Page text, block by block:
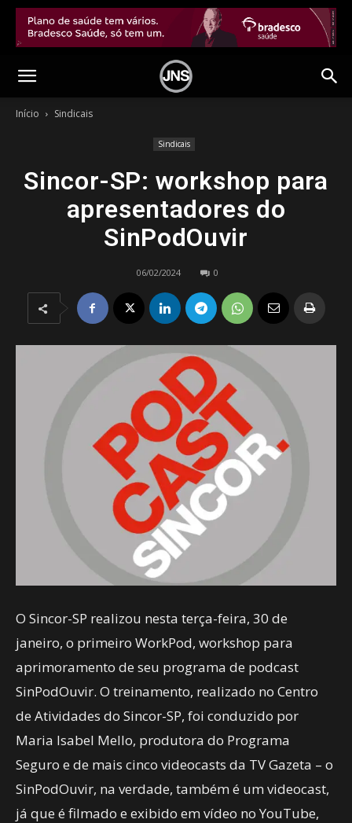
Início Sindicais
Sindicais
Sincor-SP: workshop para
apresentadores do
SinPodOuvir
06/02/2024 0
O Sincor-SP realizou nesta terça-feira, 30 de
janeiro, o primeiro WorkPod, workshop para
aprimoramento de seu programa de podcast
SinPodOuvir. O treinamento, realizado no Centro
de Atividades do Sincor-SP, foi conduzido por
Maria Isabel Mello, produtora do Programa
Seguro e de mais cinco videocasts da TV Gazeta – o
SinPodOuvir, na verdade, também é um videocast,
já que é filmado e exibido em vídeo no YouTube,